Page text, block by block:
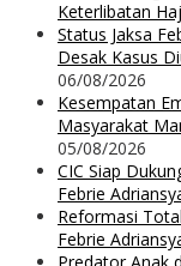
Keterlibatan
Status Jaksa
Desak Kasus
06/08/2026
Kesempatan
Masyarakat
05/08/2026
CIC Siap
Febrie
Reformasi
Febrie